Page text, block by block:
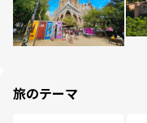
旅のテーマ